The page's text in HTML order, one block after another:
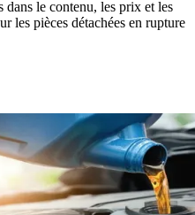
dans le contenu, les prix et les
les pièces détachées en rupture